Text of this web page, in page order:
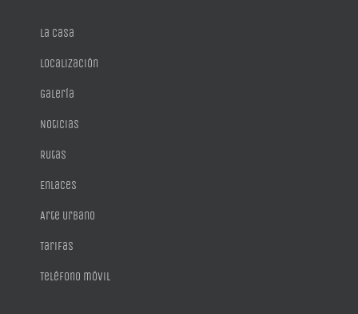
La casa
Localización
Galería
Noticias
Rutas
Enlaces
Arte Urbano
Tarifas
Teléfono móvil